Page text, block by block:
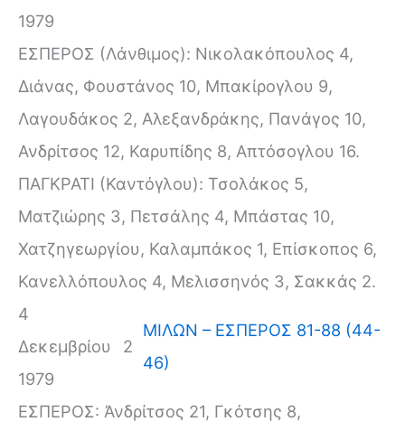
1979
ΕΣΠΕΡΟΣ (Λάνθιμος): Νικολακόπουλος 4,
Διάνας, Φουστάνος 10, Μπακίρογλου 9,
Λαγουδάκος 2, Αλεξανδράκης, Πανάγος 10,
Ανδρίτσος 12, Καρυπίδης 8, Απτόσογλου 16.
ΠΑΓΚΡΑΤΙ (Καντόγλου): Τσολάκος 5,
Ματζιώρης 3, Πετσάλης 4, Μπάστας 10,
Χατζηγεωργίου, Καλαμπάκος 1, Επίσκοπος 6,
Κανελλόπουλος 4, Μελισσηνός 3, Σακκάς 2.
4
Δεκεμβρίου
1979
2
ΜΙΛΩΝ – ΕΣΠΕΡΟΣ 81-88 (44-
46)
ΕΣΠΕΡΟΣ: Ἀνδρίτσος 21, Γκότσης 8,